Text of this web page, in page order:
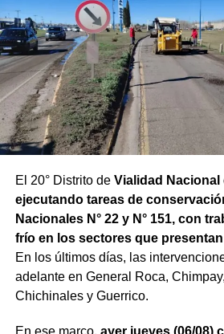
El 20° Distrito de Vialidad
ejecutando tareas de
Nacionales N° 22 y N° 151, con
frío en los sectores que
En los últimos días, las
adelante en General Roca,
Chichinales y Guerrico.